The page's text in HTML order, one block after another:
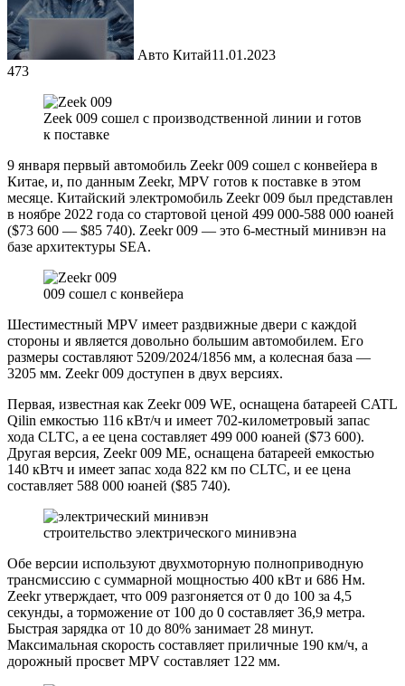
Авто Китай11.01.2023
473
Zeek 009 сошел с производственной линии и готов
к поставке
9 января первый автомобиль Zeekr 009 сошел с конвейера в
Китае, и, по данным Zeekr, MPV готов к поставке в этом
месяце. Китайский электромобиль Zeekr 009 был представлен
в ноябре 2022 года со стартовой ценой 499 000-588 000 юаней
($73 600 — $85 740). Zeekr 009 — это 6-местный минивэн на
базе архитектуры SEA.
009 сошел с конвейера
Шестиместный MPV имеет раздвижные двери с каждой
стороны и является довольно большим автомобилем. Его
размеры составляют 5209/2024/1856 мм, а колесная база —
3205 мм. Zeekr 009 доступен в двух версиях.
Первая, известная как Zeekr 009 WE, оснащена батареей CATL
Qilin емкостью 116 кВт/ч и имеет 702-километровый запас
хода CLTC, а ее цена составляет 499 000 юаней ($73 600).
Другая версия, Zeekr 009 ME, оснащена батареей емкостью
140 кВтч и имеет запас хода 822 км по CLTC, и ее цена
составляет 588 000 юаней ($85 740).
строительство электрического минивэна
Обе версии используют двухмоторную полноприводную
трансмиссию с суммарной мощностью 400 кВт и 686 Нм.
Zeekr утверждает, что 009 разгоняется от 0 до 100 за 4,5
секунды, а торможение от 100 до 0 составляет 36,9 метра.
Быстрая зарядка от 10 до 80% занимает 28 минут.
Максимальная скорость составляет приличные 190 км/ч, а
дорожный просвет MPV составляет 122 мм.